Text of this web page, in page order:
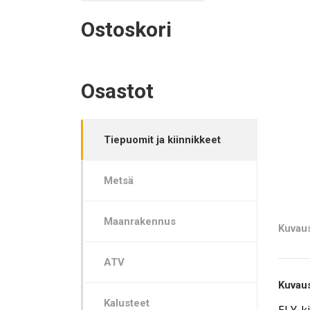
Ostoskori
Osastot
Tiepuomit ja kiinnikkeet
Metsä
Maanrakennus
ATV
Kalusteet